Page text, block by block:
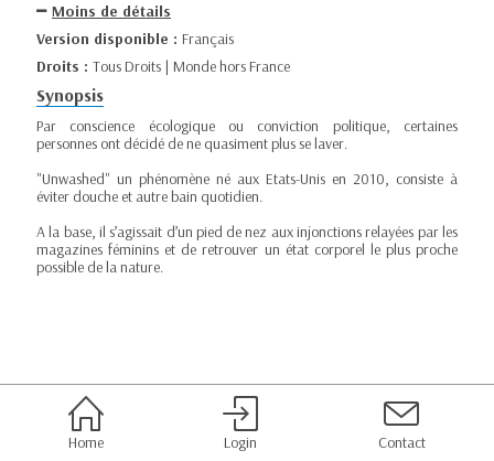
Moins de détails
Version disponible : Français
Droits : Tous Droits | Monde hors France
Synopsis
Par conscience écologique ou conviction politique, certaines
personnes ont décidé de ne quasiment plus se laver.
"Unwashed" un phénomène né aux Etats-Unis en 2010, consiste à
éviter douche et autre bain quotidien.
A la base, il s’agissait d’un pied de nez aux injonctions relayées par les
magazines féminins et de retrouver un état corporel le plus proche
possible de la nature.
Home Login Contact